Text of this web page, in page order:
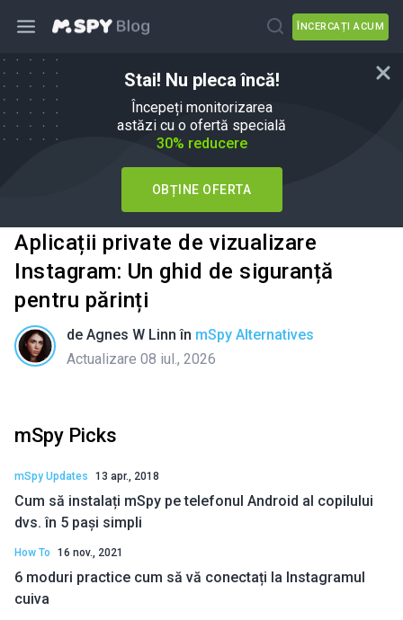
ÎNCERCAȚI ACUM
Stai! Nu pleca încă!
Începeți monitorizarea
astăzi cu o ofertă specială
30% reducere
OBȚINE OFERTA
Aplicații private de vizualizare
Instagram: Un ghid de siguranță
pentru părinți
de Agnes W Linn în mSpy Alternatives
Actualizare 08 iul., 2026
mSpy Picks
mSpy Updates 13 apr., 2018
Cum să instalați mSpy pe telefonul Android al copilului
dvs. în 5 pași simpli
How To 16 nov., 2021
6 moduri practice cum să vă conectați la Instagramul
cuiva